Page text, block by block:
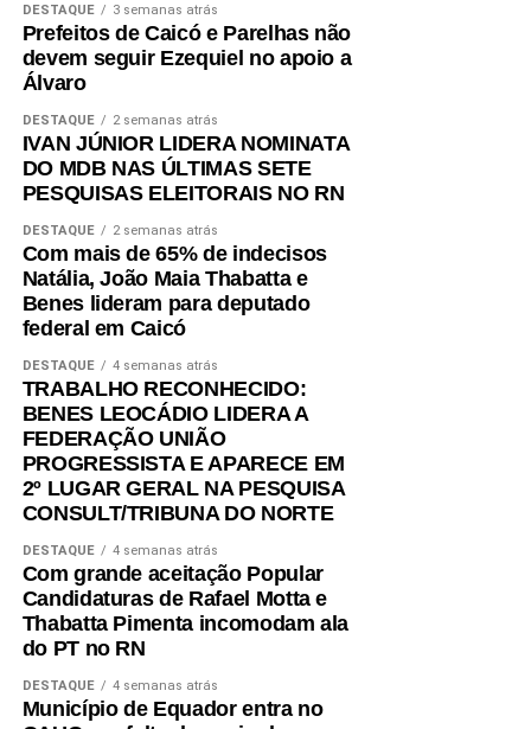
“O RN tem um enorme potencial para transformar as suas
riquezas, de forma sustentável, em oportunidade e renda
para o nosso povo e isso passa pelo fortalecimento da
DESTAQUE 3 semanas atrás
Prefeitos de Caicó e Parelhas não
devem seguir Ezequiel no apoio a
Álvaro
DESTAQUE 2 semanas atrás
IVAN JÚNIOR LIDERA NOMINATA
DO MDB NAS ÚLTIMAS SETE
PESQUISAS ELEITORAIS NO RN
DESTAQUE 2 semanas atrás
Com mais de 65% de indecisos
Natália, João Maia Thabatta e
Benes lideram para deputado
federal em Caicó
DESTAQUE 4 semanas atrás
TRABALHO RECONHECIDO:
BENES LEOCÁDIO LIDERA A
FEDERAÇÃO UNIÃO
PROGRESSISTA E APARECE EM
2º LUGAR GERAL NA PESQUISA
CONSULT/TRIBUNA DO NORTE
DESTAQUE 4 semanas atrás
Com grande aceitação Popular
Candidaturas de Rafael Motta e
Thabatta Pimenta incomodam ala
do PT no RN
DESTAQUE 4 semanas atrás
Município de Equador entra no